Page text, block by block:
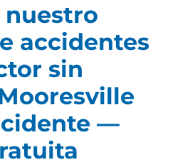
nuestro
accidentes
sin
—